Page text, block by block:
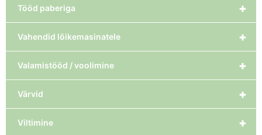
+
Tööd paberiga
+
Vahendid lõikemasinatele
+
Valamistööd / voolimine
+
Värvid
+
Viltimine